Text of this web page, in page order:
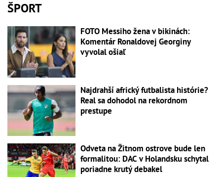
ŠPORT
FOTO Messiho žena v bikinách:
Komentár Ronaldovej Georginy
vyvolal ošiaľ
Najdrahší africký futbalista histórie?
Real sa dohodol na rekordnom
prestupe
Odveta na Žitnom ostrove bude len
formalitou: DAC v Holandsku schytal
poriadne krutý debakel